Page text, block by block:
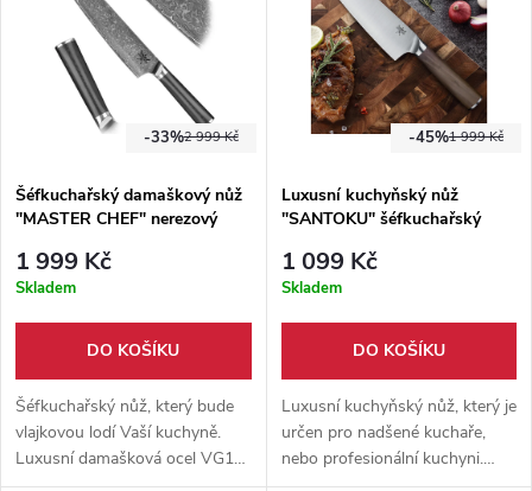
2 999 Kč
-33%
Šéfkuchařský damaškový nůž
"MASTER CHEF" nerezový
1 999 Kč
Skladem
DO KOŠÍKU
Šéfkuchařský nůž, který bude
vlajkovou lodí Vaší kuchyně.
Luxusní damašková ocel VG10
a rukojeť z vysokotlakého
1 999 Kč
-45%
Luxusní kuchyňský nůž
"SANTOKU" šéfkuchařský
1 099 Kč
Skladem
DO KOŠÍKU
Luxusní kuchyňský nůž, který je
určen pro nadšené kuchaře,
nebo profesionální kuchyni.
Jedná se o nůž typu santoku,